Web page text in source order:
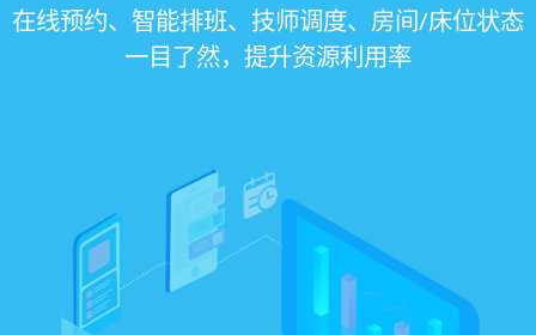
一站式解决养生馆预约、服务、会员、财务、营
销全流程数字化管理
会员积分、套餐定制、精准营销、客户关怀，提
升复购率与客单价
在线预约、智能排班、技师调度、房间/床位状态
一目了然，提升资源利用率
客户体质记录、服务方案执行、效果对比，数据
化展示服务价值